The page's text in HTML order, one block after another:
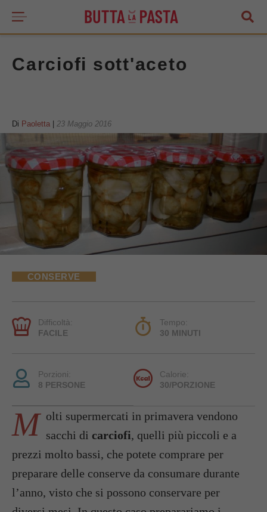
Carciofi sott'aceto
Di Paoletta 23 Maggio 2016
CONSERVE
Difficoltà:
FACILE
Tempo:
30 MINUTI
Porzioni:
8 PERSONE
Calorie:
30/PORZIONE
M olti supermercati in primavera vendono
sacchi di carciofi, quelli più piccoli e a
prezzi molto bassi, che potete comprare per
preparare delle conserve da consumare durante
l’anno, visto che si possono conservare per